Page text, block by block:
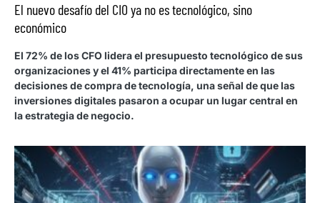
El nuevo desafío del CIO ya no es tecnológico, sino
económico
El 72% de los CFO lidera el presupuesto tecnológico de sus
organizaciones y el 41% participa directamente en las
decisiones de compra de tecnología, una señal de que las
inversiones digitales pasaron a ocupar un lugar central en
la estrategia de negocio.